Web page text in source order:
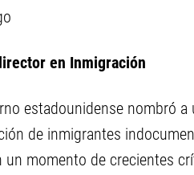
en Inmigración
estadounidense nombró
de inmigrantes
un momento de crecientes